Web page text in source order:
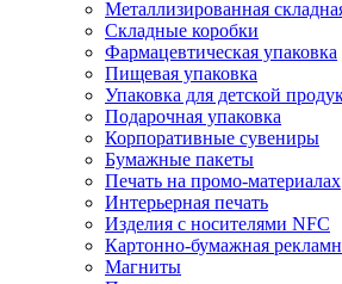
Металлизированная
Складные коробки
Фармацевтическая упаковка
Пищевая упаковка
Упаковка для детской
Подарочная упаковка
Корпоративные сувениры
Бумажные пакеты
Печать на промо-материалах
Интерьерная печать
Изделия с носителями NFC
Картонно-бумажная
Магниты